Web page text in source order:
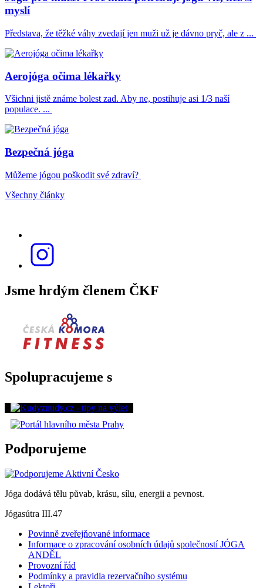
myslí
Představa, že těžké váhy zvedají jen muži už je dávno pryč, ale z ...
Aerojóga očima lékařky
Všichni jistě známe bolest zad. Aby ne, postihuje asi 1/3 naší
populace. ...
Bezpečná jóga
Můžeme jógou poškodit své zdraví?
Všechny články
Jsme hrdým členem ČKF
Spolupracujeme s
Podporujeme
Jóga dodává tělu půvab, krásu, sílu, energii a pevnost.
Jógasútra III.47
Povinně zveřejňované informace
Informace o zpracování osobních údajů společností JÓGA
ANDĚL
Provozní řád
Podmínky a pravidla rezervačního systému